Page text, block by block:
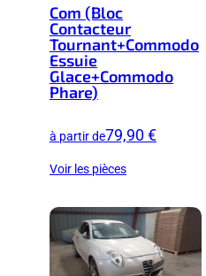
Com (Bloc
Contacteur
Tournant+Commodo
Essuie
Glace+Commodo
Phare)
à partir de79,90 €
Voir les pièces